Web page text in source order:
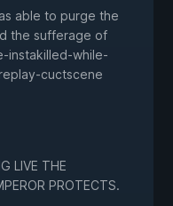
able to purge the
the sufferage of
instakilled-while-
cuctscene
LIVE THE
PROTECTS.